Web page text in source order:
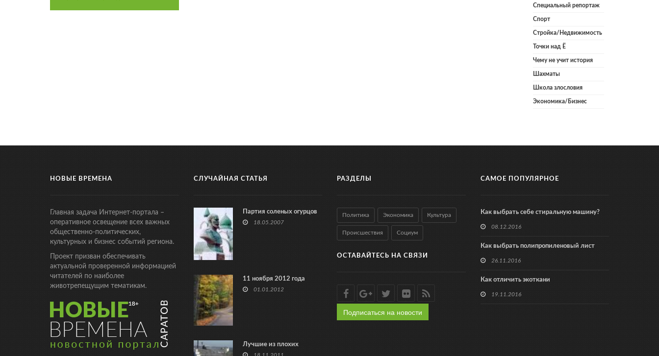
Специальный репортаж
Спорт
Стройка/Недвижимость
Точки над Ё
Чему не учит история
Шахматы
Школа злословия
Экономика/Бизнес
НОВЫЕ ВРЕМЕНА
Главная задача Интернет-портала –
оперативное освещение всех важных
общественно-политических,
культурных и бизнес событий региона.
Проект призван обеспечивать
актуальной проверенной информацией
читателей по наиболее
животрепещущим тематикам.
СЛУЧАЙНАЯ СТАТЬЯ
Партия соленых огурцов
18.05.2007
11 ноября 2012 года
01.01.2012
Лучшие из плохих
РАЗДЕЛЫ
Политика Экономика Культура
Происшествия Социум
ОСТАВАЙТЕСЬ НА СВЯЗИ
Подписаться на новости
САМОЕ ПОПУЛЯРНОЕ
Как выбрать себе стиральную машину?
08.12.2016
Как выбрать полипропиленовый лист
26.11.2016
Как отличить экоткани
19.11.2016